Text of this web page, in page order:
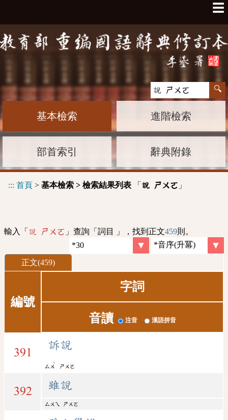
☰
基本檢索 進階檢索
部首索引 辭典附錄
::: 首頁 > 基本檢索 > 檢索結果列表 「 說 ㄕㄨㄛ 」
輸入「 說 ㄕㄨㄛ 」查詢「詞目 」，找到正文459則。
正文(459)
編號
字詞
音讀 注音 漢語拼音
391
訴說
ㄙㄨ
ˋ
ㄕㄨㄛ
392 雖說
ㄙㄨㄟ ㄕㄨㄛ